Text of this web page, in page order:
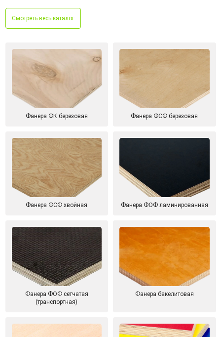
Смотреть весь каталог
Фанера ФК березовая Фанера ФСФ березовая
Фанера ФСФ хвойная Фанера ФОФ ламинированная
Фанера ФОФ сетчатая
(транспортная)
Фанера бакелитовая